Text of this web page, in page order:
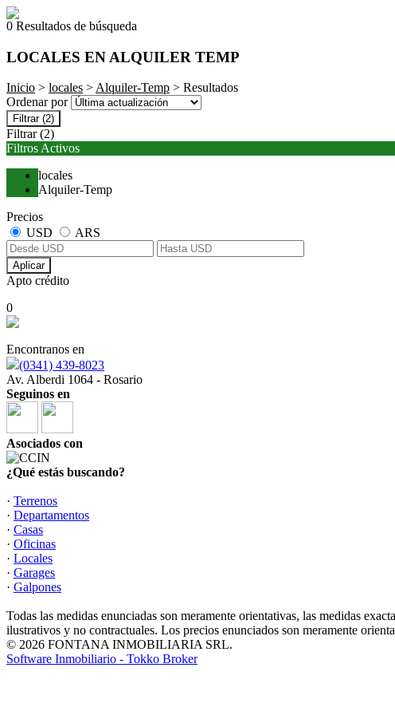
0 Resultados de búsqueda
LOCALES EN ALQUILER TEMP
Inicio > locales >Alquiler-Temp > Resultados
Ordenar por
Filtrar (2)
Filtrar (2)
Filtros Activos
locales
Alquiler-Temp
Precios
USD
ARS
Aplicar
Apto crédito
0
Encontranos en
(0341) 439-8023
Av. Alberdi 1064 - Rosario
Seguinos en
Asociados con
¿Qué estás buscando?
· Terrenos
· Departamentos
· Casas
· Oficinas
· Locales
· Garages
· Galpones
Todas las medidas enunciadas son meramente orientativas, las medidas
ilustrativos y no contractuales. Los precios enunciados son meramente
© 2026 FONTANA INMOBILIARIA SRL.
Software Inmobiliario - Tokko Broker